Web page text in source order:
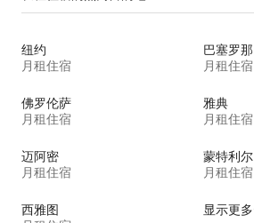
纽约
月租住宿
巴塞罗那
月租住宿
佛罗伦萨
月租住宿
雅典
月租住宿
迈阿密
月租住宿
蒙特利尔
月租住宿
西雅图
显示更多